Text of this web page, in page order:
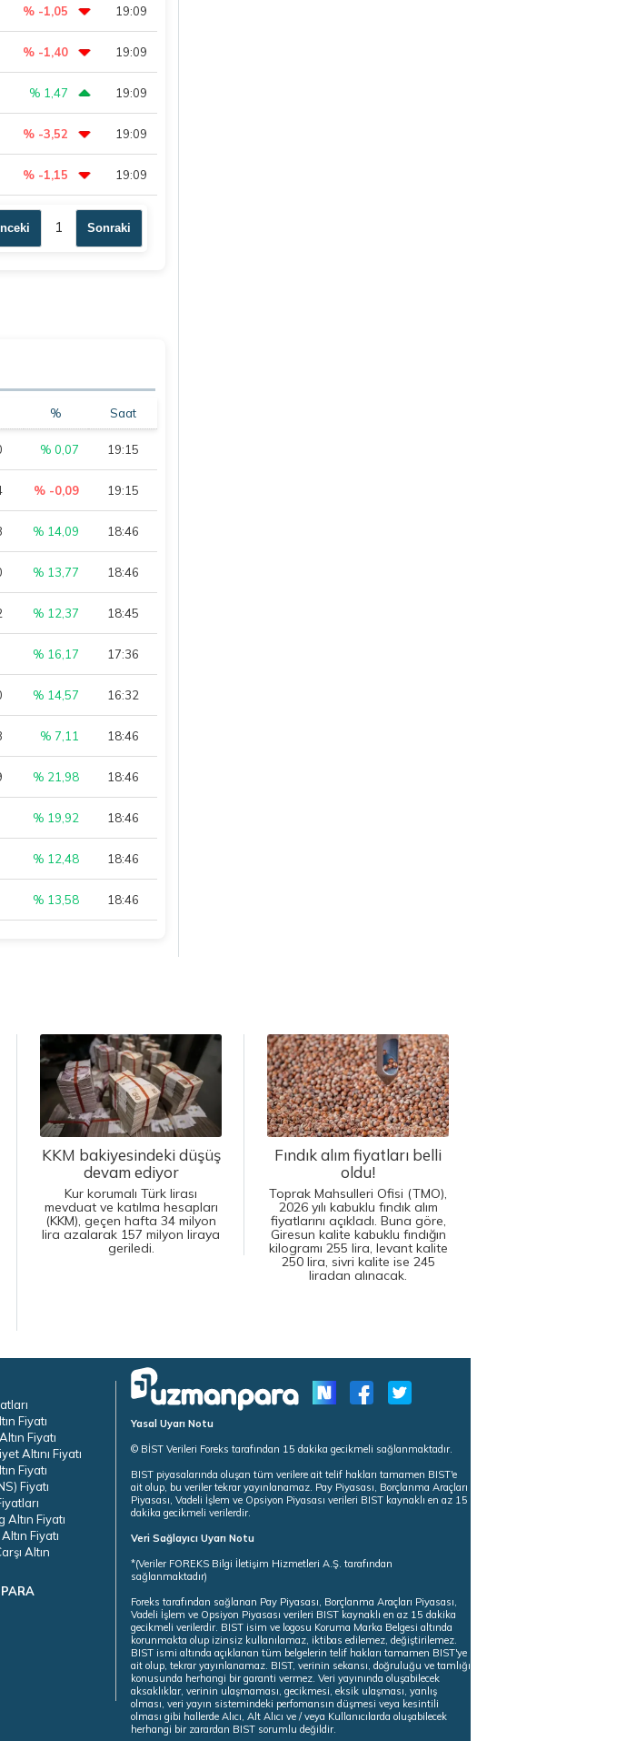
% -1,05 19:09
% -1,40 19:09
% 1,47 19:09
% -3,52 19:09
% -1,15 19:09
1 Sonraki
% Saat
% 0,07 19:15
% -0,09 19:15
% 14,09 18:46
% 13,77 18:46
% 12,37 18:45
% 16,17 17:36
% 14,57 16:32
% 7,11 18:46
% 21,98 18:46
% 19,92 18:46
% 12,48 18:46
% 13,58 18:46
KKM bakiyesindeki düşüş
devam ediyor
Kur korumalı Türk lirası
mevduat ve katılma hesapları
(KKM), geçen hafta 34 milyon
lira azalarak 157 milyon liraya
geriledi.
Fındık alım fiyatları belli
oldu!
Toprak Mahsulleri Ofisi (TMO),
2026 yılı kabuklu fındık alım
fiyatlarını açıkladı. Buna göre,
Giresun kalite kabuklu fındığın
kilogramı 255 lira, levant kalite
250 lira, sivri kalite ise 245
liradan alınacak.
Fiyatı
Fiyatı
Altını Fiyatı
Fiyatı
Fiyatı
Altın Fiyatı
Fiyatı
Altın
Yasal Uyarı Notu
© BİST Verileri Foreks tarafından 15 dakika gecikmeli sağlanmaktadır.
BIST piyasalarında oluşan tüm verilere ait telif hakları tamamen BIST'e
ait olup, bu veriler tekrar yayınlanamaz. Pay Piyasası, Borçlanma Araçları
Piyasası, Vadeli İşlem ve Opsiyon Piyasası verileri BIST kaynaklı en az 15
dakika gecikmeli verilerdir.
Veri Sağlayıcı Uyarı Notu
*(Veriler FOREKS Bilgi İletişim Hizmetleri A.Ş. tarafından
sağlanmaktadır)
Foreks tarafından sağlanan Pay Piyasası, Borçlanma Araçları Piyasası,
Vadeli İşlem ve Opsiyon Piyasası verileri BIST kaynaklı en az 15 dakika
gecikmeli verilerdir. BIST isim ve logosu Koruma Marka Belgesi altında
korunmakta olup izinsiz kullanılamaz, iktibas edilemez, değiştirilemez.
BIST ismi altında açıklanan tüm belgelerin telif hakları tamamen BIST'ye
ait olup, tekrar yayınlanamaz. BIST, verinin sekansı, doğruluğu ve tamlığı
konusunda herhangi bir garanti vermez. Veri yayınında oluşabilecek
aksaklıklar, verinin ulaşmaması, gecikmesi, eksik ulaşması, yanlış
olması, veri yayın sistemindeki perfomansın düşmesi veya kesintili
olması gibi hallerde Alıcı, Alt Alıcı ve / veya Kullanıcılarda oluşabilecek
herhangi bir zarardan BIST sorumlu değildir.